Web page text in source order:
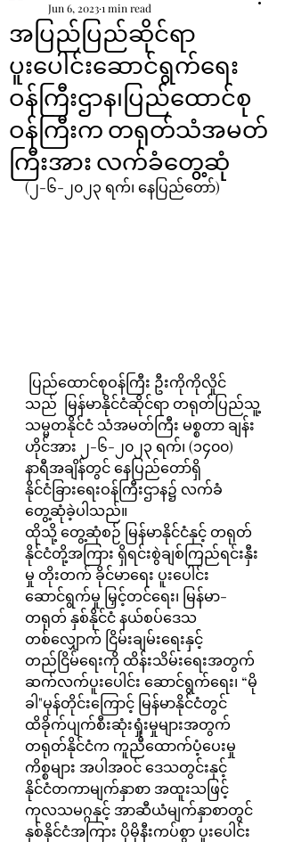
အပြည်ပြည်ဆိုင်ရာ
ပူးပေါင်းဆောင်ရွက်ရေး
ဝန်ကြီးဌာန၊ပြည်ထောင်စု
ဝန်ကြီးက တရုတ်သံအမတ်
ကြီးအား လက်ခံတွေ့ဆုံ
Jun 6, 20231 min read
(၂-၆-၂၀၂၃ ရက်၊ နေပြည်တော်)
သည်  မြန်မာနိုင်ငံဆိုင်ရာ တရုတ်ပြည်သူ့
သမ္မတနိုင်ငံ သံအမတ်ကြီး မစ္စတာ ချန်း
ဟိုင်အား ၂-၆-၂၀၂၃ ရက်၊ (၁၄၀၀)
နာရီအချိန်တွင် နေပြည်တော်ရှိ
နိုင်ငံခြားရေးဝန်ကြီးဌာန၌ လက်ခံ
တွေ့ဆုံခဲ့ပါသည်။
ထိုသို့ တွေ့ဆုံစဉ် မြန်မာနိုင်ငံနှင့် တရုတ်
နိုင်ငံတို့အကြား ရှိရင်းစွဲချစ်ကြည်ရင်းနှီး
မှု တိုးတက် ခိုင်မာရေး ပူးပေါင်း
ဆောင်ရွက်မှု မြှင့်တင်ရေး၊ မြန်မာ-
တရုတ် နှစ်နိုင်ငံ နယ်စပ်ဒေသ
တစ်လျှောက် ငြိမ်းချမ်းရေးနှင့်
တည်ငြိမ်ရေးကို ထိန်းသိမ်းရေးအတွက်
ဆက်လက်ပူးပေါင်း ဆောင်ရွက်ရေး၊ “မို
ခါ"မုန်တိုင်းကြောင့် မြန်မာနိုင်ငံတွင်
ထိခိုက်ပျက်စီးဆုံးရှုံးမှုများအတွက်
တရုတ်နိုင်ငံက ကူညီထောက်ပံ့ပေးမှု
ကိစ္စများ အပါအဝင် ဒေသတွင်းနှင့်
နိုင်ငံတကာမျက်နှာစာ အထူးသဖြင့်
ကုလသမဂ္ဂနှင့် အာဆီယံမျက်နှာစာတွင်
နှစ်နိုင်ငံအကြား ပိုမိုနီးကပ်စွာ ပူးပေါင်း